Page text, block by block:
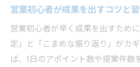
営業初心者が成果を出すコツと
営業初心者が早く成果を出すため
定」と「こまめな振り返り」がカ
ば、1日のアポイント数や提案件数